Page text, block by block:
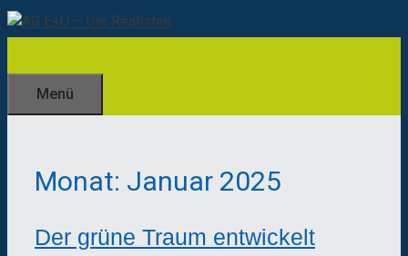
Zum
Inhalt
Menü
Monat: Januar 2025
Der grüne Traum entwickelt